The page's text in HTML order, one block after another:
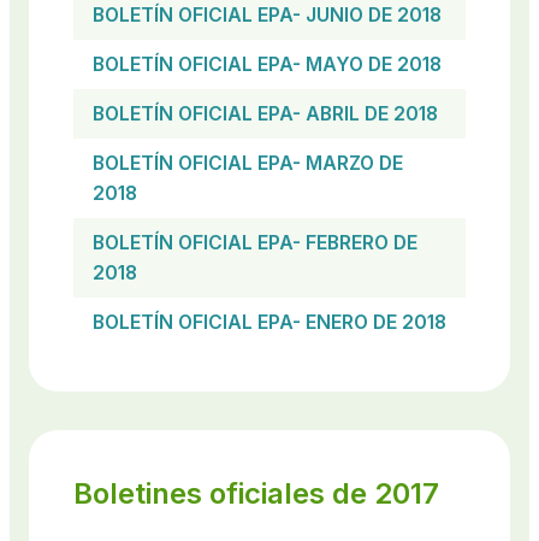
BOLETÍN OFICIAL EPA- JUNIO DE 2018
BOLETÍN OFICIAL EPA- MAYO DE 2018
BOLETÍN OFICIAL EPA- ABRIL DE 2018
BOLETÍN OFICIAL EPA- MARZO DE
2018
BOLETÍN OFICIAL EPA- FEBRERO DE
2018
BOLETÍN OFICIAL EPA- ENERO DE 2018
Boletines oficiales de 2017